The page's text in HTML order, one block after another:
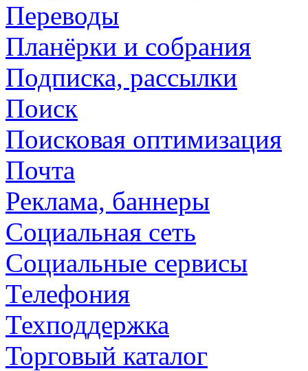
Переводы
Планёрки и собрания
Подписка, рассылки
Поиск
Поисковая оптимизация
Почта
Реклама, баннеры
Социальная сеть
Социальные сервисы
Телефония
Техподдержка
Торговый каталог